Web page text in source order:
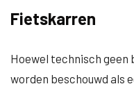
Fietskarren
Hoewel technisch geen
worden beschouwd als